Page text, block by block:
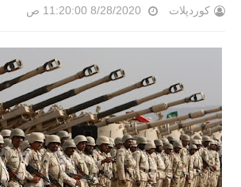
کوردپلات 8/28/2020 11:20:00 ص